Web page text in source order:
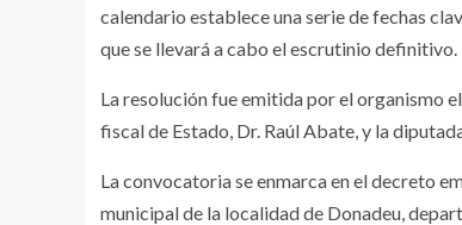
calendario establece una serie de fechas
que se llevará a cabo el escrutinio definitivo.
La resolución fue emitida por el organismo
fiscal de Estado, Dr. Raúl Abate, y la
La convocatoria se enmarca en el decreto
municipal de la localidad de Donadeu,